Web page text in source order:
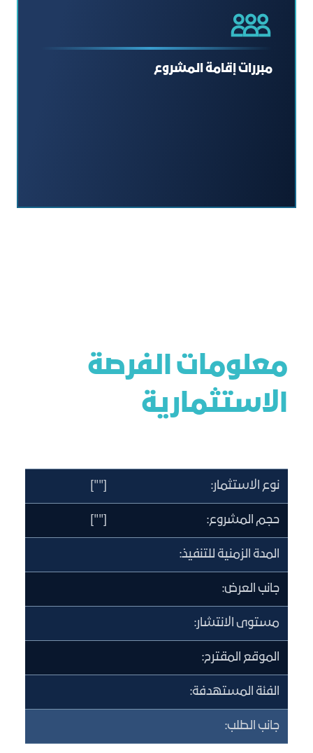
مبررات إقامة المشروع
معلومات الفرصة
الاستثمارية
نوع الاستثمار: [""]
حجم المشروع: [""]
المدة الزمنية للتنفيذ:
جانب العرض:
مستوى الانتشار:
الموقع المقترح:
الفئة المستهدفة:
جانب الطلب: